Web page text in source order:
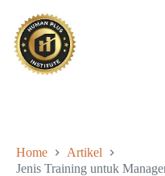
content
Home
Artikel
Jenis Training untuk